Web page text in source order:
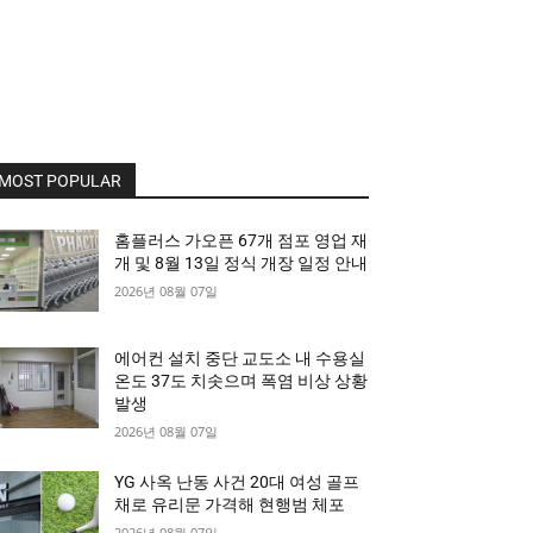
POPULAR
홈플러스 가오픈 67개 점포 영업 재
개 및 8월 13일 정식 개장 일정 안내
2026년 08월 07일
에어컨 설치 중단 교도소 내 수용실
온도 37도 치솟으며 폭염 비상 상황
발생
2026년 08월 07일
YG 사옥 난동 사건 20대 여성 골프
채로 유리문 가격해 현행범 체포